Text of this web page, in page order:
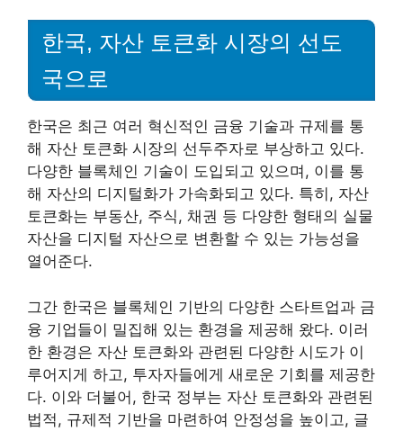
한국, 자산 토큰화 시장의 선도
국으로
한국은 최근 여러 혁신적인 금융 기술과 규제를 통
해 자산 토큰화 시장의 선두주자로 부상하고 있다.
다양한 블록체인 기술이 도입되고 있으며, 이를 통
해 자산의 디지털화가 가속화되고 있다. 특히, 자산
토큰화는 부동산, 주식, 채권 등 다양한 형태의 실물
자산을 디지털 자산으로 변환할 수 있는 가능성을
열어준다.
그간 한국은 블록체인 기반의 다양한 스타트업과 금
융 기업들이 밀집해 있는 환경을 제공해 왔다. 이러
한 환경은 자산 토큰화와 관련된 다양한 시도가 이
루어지게 하고, 투자자들에게 새로운 기회를 제공한
다. 이와 더불어, 한국 정부는 자산 토큰화와 관련된
법적, 규제적 기반을 마련하여 안정성을 높이고, 글